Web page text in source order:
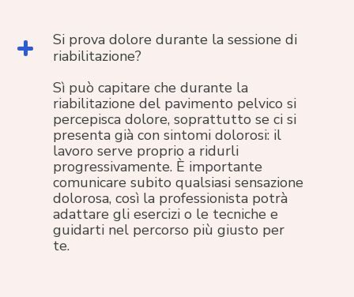
Si prova dolore durante la sessione di
riabilitazione?
Sì può capitare che durante la
riabilitazione del pavimento pelvico si
percepisca dolore, soprattutto se ci si
presenta già con sintomi dolorosi: il
lavoro serve proprio a ridurli
progressivamente. È importante
comunicare subito qualsiasi sensazione
dolorosa, così la professionista potrà
adattare gli esercizi o le tecniche e
guidarti nel percorso più giusto per
te.